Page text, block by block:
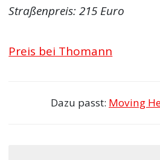
Straßenpreis: 215 Euro
Preis bei Thomann
Dazu passt: Moving